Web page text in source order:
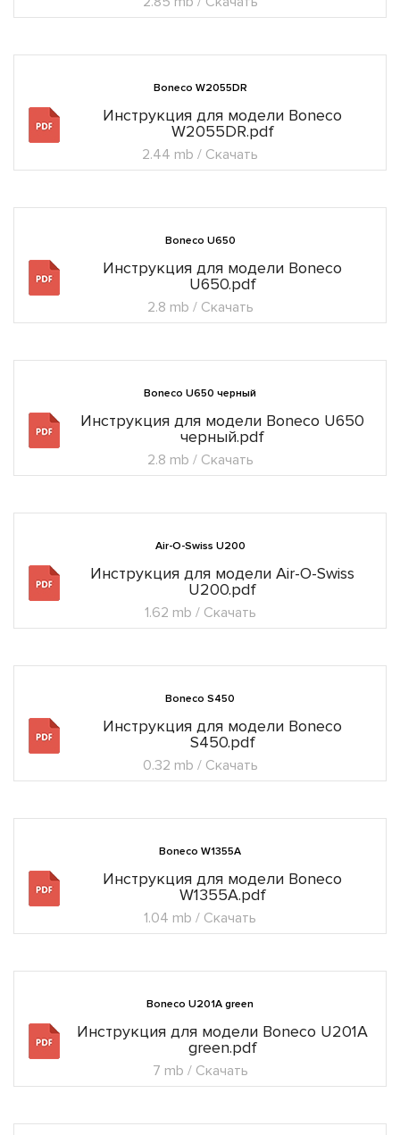
Boneco W2055DR
Инструкция для модели Boneco
W2055DR.pdf
2.44 mb / Скачать
Boneco U650
Инструкция для модели Boneco
U650.pdf
2.8 mb / Скачать
Boneco U650 черный
Инструкция для модели Boneco U650
черный.pdf
2.8 mb / Скачать
Air-O-Swiss U200
Инструкция для модели Air-O-Swiss
U200.pdf
1.62 mb / Скачать
Boneco S450
Инструкция для модели Boneco
S450.pdf
0.32 mb / Скачать
Boneco W1355A
Инструкция для модели Boneco
W1355A.pdf
1.04 mb / Скачать
Boneco U201A green
Инструкция для модели Boneco U201A
green.pdf
7 mb / Скачать